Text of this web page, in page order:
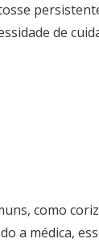
de
como
a médica,